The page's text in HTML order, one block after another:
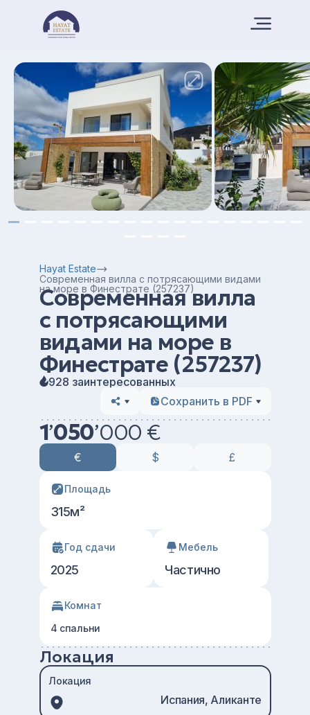
Hayat Estate
Современная вилла с потрясающими видами
на море в Финестрате (257237)
Современная вилла
с потрясающими
видами на море в
Финестрате (257237)
928 заинтересованных
Сохранить в PDF
1’050’000 €
€ $ £
Площадь
315м²
Год сдачи
2025
Мебель
Частично
Комнат
4 спальни
Локация
Локация
Испания, Аликанте